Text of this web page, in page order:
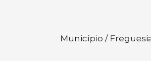
Município /